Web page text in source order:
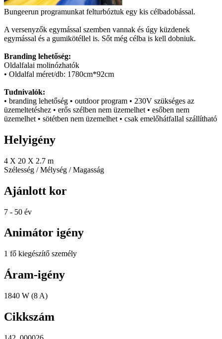
Bungeerun programunkat felturbóztuk egy kis célbadobással.
A versenyzők egymással szemben vannak és úgy küzdenek
egymással és a gumikötéllel is. Sőt még célba is kell dobniuk.
Branding lehetőség:
Oldalfalai molinózhatók
• Oldalfal méret/db: 1780cm*92cm
Tudnivalók:
• branding lehetőség • outdoor program • 230V szükséges az
üzemeltetéshez • erős szélben nem üzemelhet • esőben nem
üzemelhet • sötétben nem üzemelhet • csak emelőhátfallal szállítható
Helyigény
4 X 20 X 2.7 m
Szélesség / Mélység / Magasság
Ajánlott kor
7 - 50 év
Animátor igény
1 fő kiegészítő személy
Áram-igény
1840 W (8 A)
Cikkszám